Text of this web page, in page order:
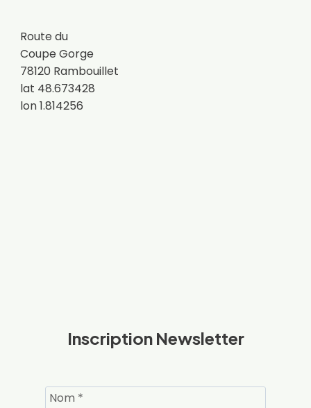
Route du
Coupe Gorge
78120 Rambouillet
lat 48.673428
lon 1.814256
Inscription Newsletter